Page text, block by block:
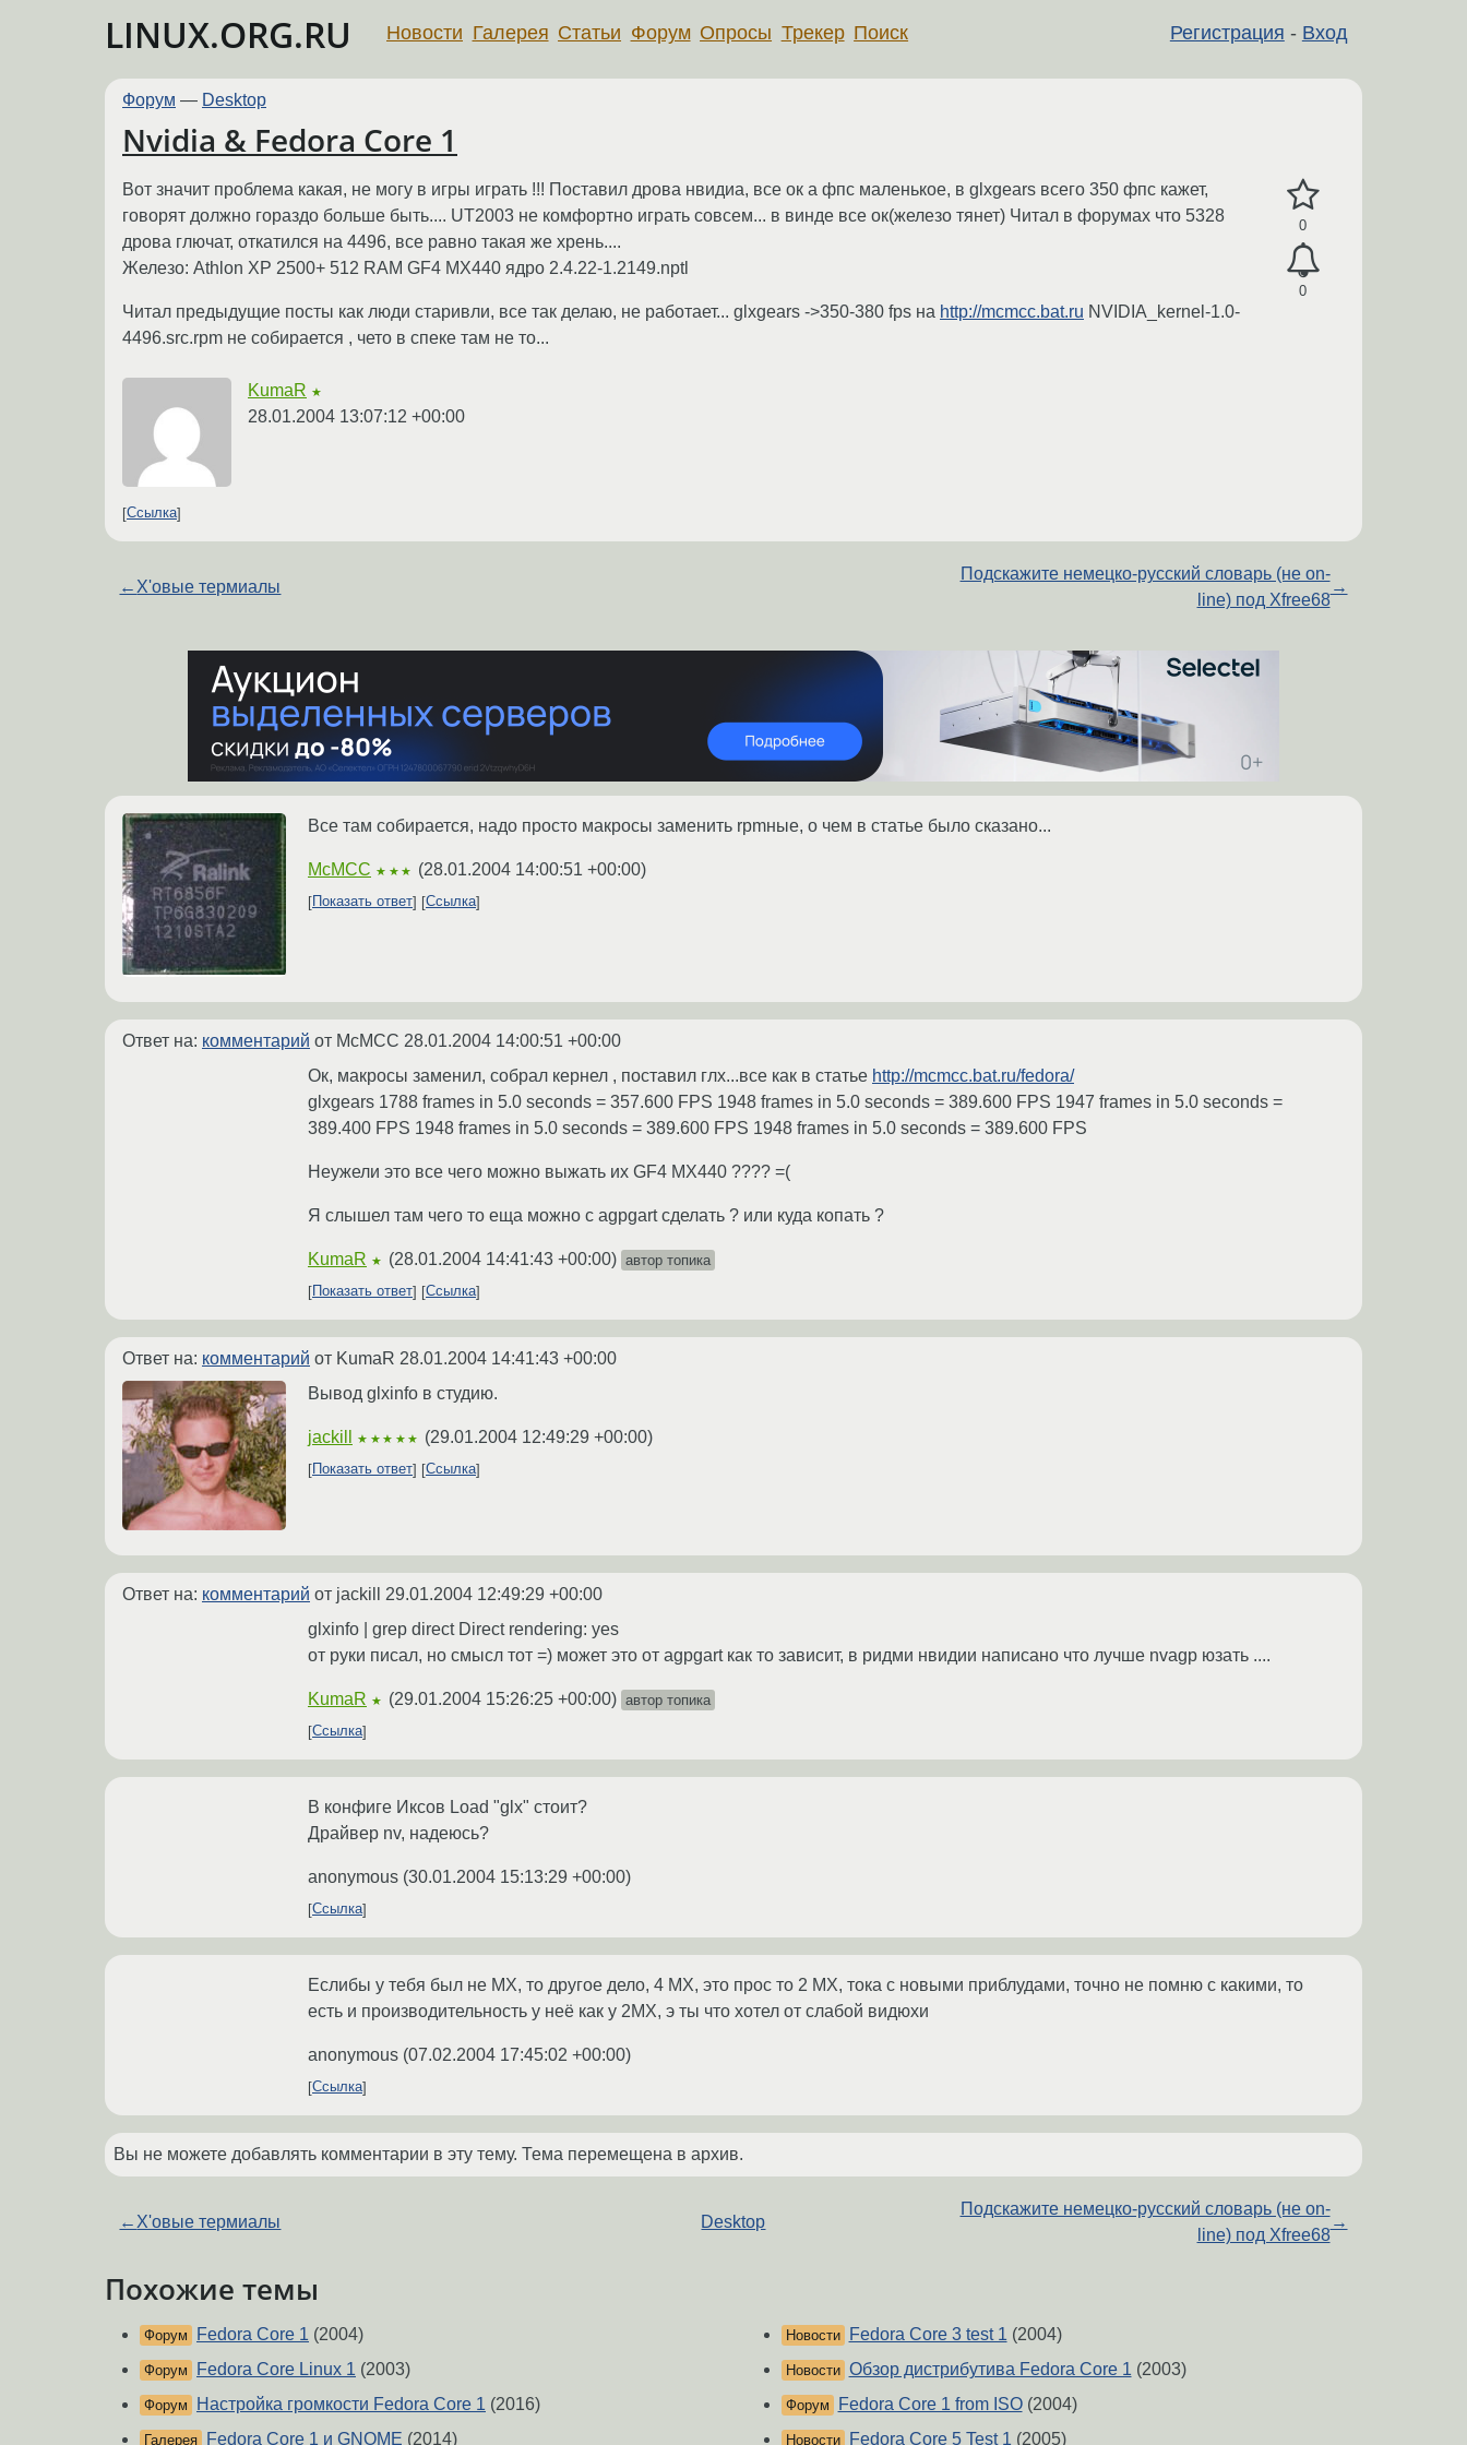
LINUX.ORG.RU Регистрация - Вход
Новости Галерея Статьи Форум Опросы Трекер Поиск
Форум — Desktop
Nvidia & Fedora Core 1
0
0
Вот значит проблема какая, не могу в игры играть !!! Поставил дрова нвидиа, все ок а фпс маленькое, в glxgears всего 350 фпс кажет,
говорят должно гораздо больше быть.... UT2003 не комфортно играть совсем... в винде все ок(железо тянет) Читал в форумах что 5328
дрова глючат, откатился на 4496, все равно такая же хрень....
Железо: Athlon XP 2500+ 512 RAM GF4 MX440 ядро 2.4.22-1.2149.nptl
Читал предыдущие посты как люди старивли, все так делаю, не работает... glxgears ->350-380 fps на http://mcmcc.bat.ru NVIDIA_kernel-1.0-
4496.src.rpm не собирается , чето в спеке там не то...
KumaR ★
28.01.2004 13:07:12 +00:00
Ссылка
← X'овые термиалы
Подскажите немецко-русский словарь (не on-
line) под Xfree68
→
Все там собирается, надо просто макросы заменить rpmные, о чем в статье было сказано...
McMCC ★★★ (28.01.2004 14:00:51 +00:00)
Показать ответ Ссылка
Ответ на: комментарий от McMCC 28.01.2004 14:00:51 +00:00
Ок, макросы заменил, собрал кернел , поставил глх...все как в статье http://mcmcc.bat.ru/fedora/
glxgears 1788 frames in 5.0 seconds = 357.600 FPS 1948 frames in 5.0 seconds = 389.600 FPS 1947 frames in 5.0 seconds =
389.400 FPS 1948 frames in 5.0 seconds = 389.600 FPS 1948 frames in 5.0 seconds = 389.600 FPS
Неужели это все чего можно выжать их GF4 MX440 ???? =(
Я слышел там чего то еща можно с agpgart сделать ? или куда копать ?
KumaR ★ (28.01.2004 14:41:43 +00:00) автор топика
Показать ответ
Ссылка
Ответ на: комментарий от KumaR 28.01.2004 14:41:43 +00:00
Вывод glxinfo в студию.
jackill ★★★★★ (29.01.2004 12:49:29 +00:00)
Показать ответ Ссылка
Ответ на: комментарий от jackill 29.01.2004 12:49:29 +00:00
glxinfo | grep direct Direct rendering: yes
от руки писал, но смысл тот =) может это от agpgart как то зависит, в ридми нвидии написано что лучше nvagp юзать ....
KumaR ★ (29.01.2004 15:26:25 +00:00) автор топика
Ссылка
В конфиге Иксов Load "glx" стоит?
Драйвер nv, надеюcь?
anonymous (30.01.2004 15:13:29 +00:00)
Ссылка
Еслибы у тебя был не MX, то другое дело, 4 MX, это прос то 2 MX, тока с новыми приблудами, точно не помню с какими, то
есть и производительность у неё как у 2MX, э ты что хотел от слабой видюхи
anonymous (07.02.2004 17:45:02 +00:00)
Ссылка
Вы не можете добавлять комментарии в эту тему. Тема перемещена в архив.
← X'овые термиалы Desktop
Подскажите немецко-русский словарь (не on-
line) под Xfree68
→
Похожие темы
Форум Fedora Core 1 (2004)
Форум Fedora Core Linux 1 (2003)
Форум Настройка громкости Fedora Core 1 (2016)
Галерея Fedora Core 1 и GNOME (2014)
Новости Fedora Core 3 test 1 (2004)
Новости Обзор дистрибутива Fedora Core 1 (2003)
Форум Fedora Core 1 from ISO(2004)
Новости Fedora Core 5 Test 1 (2005)